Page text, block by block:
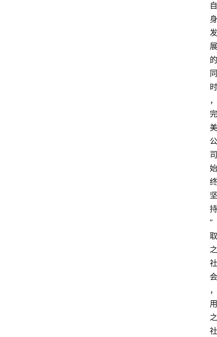
自
身
发
展
的
同
时
，
完
美
公
司
始
终
坚
持
“
取
之
社
会
，
用
之
社